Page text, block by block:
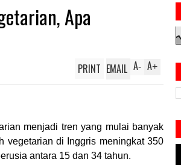
Apa
A+
A-
PRINT EMAIL
menjadi tren yang mulai banyak
vegetarian di Inggris meningkat 350
antara 15 dan 34 tahun.